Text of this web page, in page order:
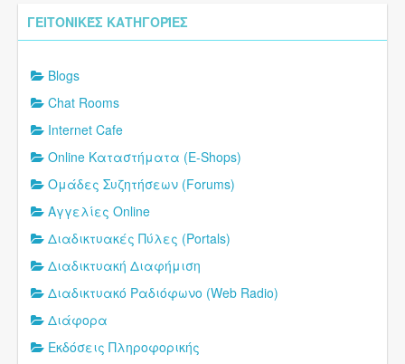
ΓΕΙΤΟΝΙΚΈΣ ΚΑΤΗΓΟΡΊΕΣ
Blogs
Chat Rooms
Internet Cafe
Online Καταστήματα (E-Shops)
Oμάδες Συζητήσεων (Forums)
Αγγελίες Online
Διαδικτυακές Πύλες (Portals)
Διαδικτυακή Διαφήμιση
Διαδικτυακό Ραδιόφωνο (Web Radio)
Διάφορα
Εκδόσεις Πληροφορικής